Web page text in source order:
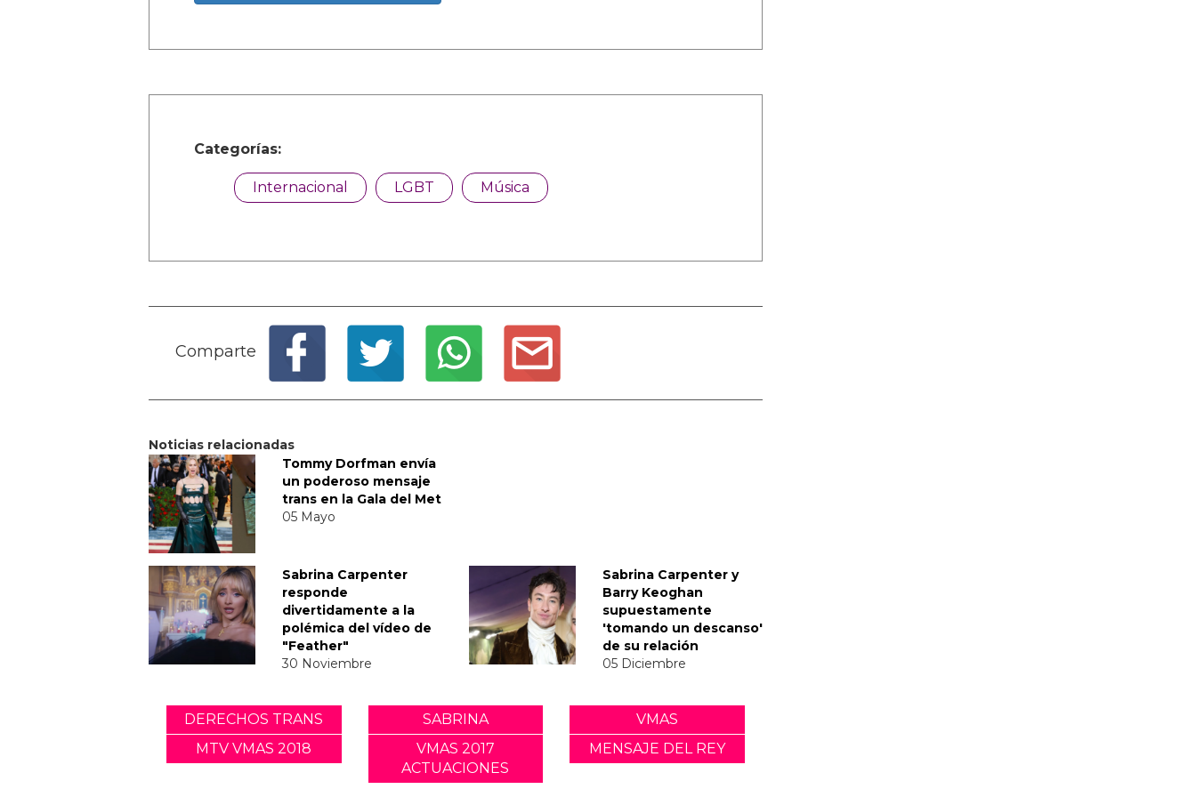
Categorías:
Internacional LGBT Música
Comparte
Noticias relacionadas
Tommy Dorfman envía
un poderoso mensaje
trans en la Gala del Met
05 Mayo
Sabrina Carpenter
responde
divertidamente a la
polémica del vídeo de
"Feather"
30 Noviembre
Sabrina Carpenter y
Barry Keoghan
supuestamente
'tomando un descanso'
de su relación
05 Diciembre
DERECHOS TRANS SABRINA
VMAS
MTV VMAS 2018
VMAS 2017
ACTUACIONES
MENSAJE DEL REY